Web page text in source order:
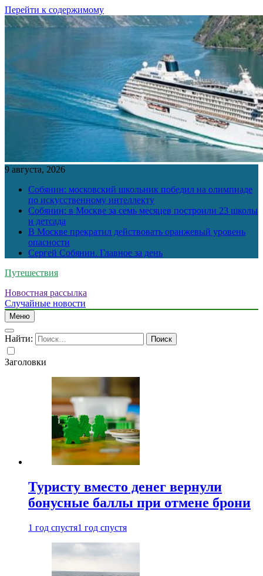
Перейти к содержимому
9 августа, 2026
Собянин: московский школьник победил на олимпиаде
по искусственному интеллекту
Собянин: в Москве за семь месяцев построили 23 школы
и детсада
В Москве прекратил действовать оранжевый уровень
опасности
Сергей Собянин. Главное за день
Путешествия
Новостная рассылка
Случайные новости
Меню
Найти:
Заголовки
Туристу вместо денег вернули
бонусные баллы при отмене брони
1 год спустя1 год спустя